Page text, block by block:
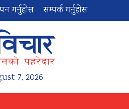
गर्नुहोस सम्पर्क गर्नुहोस
7, 2026